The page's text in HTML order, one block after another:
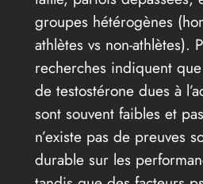
groupes hétérogènes
athlètes vs non-athlètes).
recherches indiquent
de testostérone dues à
sont souvent faibles et
n’existe pas de preuves
durable sur les